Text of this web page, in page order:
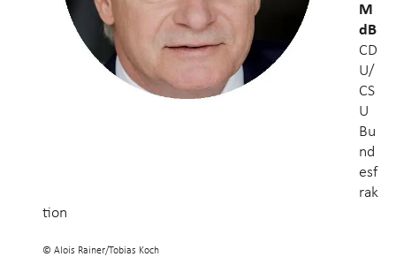
M
dB
CD
U/
CS
U
Bu
nd
esf
rak
tion
© Alois Rainer/Tobias Koch